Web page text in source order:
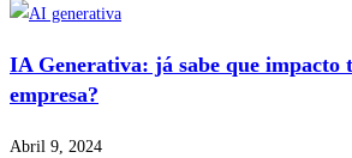
IA Generativa: já sabe que impacto
empresa?
Abril 9, 2024